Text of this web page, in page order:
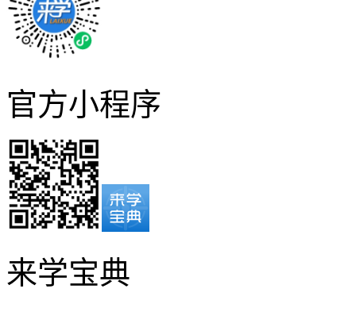
官方小程序
来学宝典